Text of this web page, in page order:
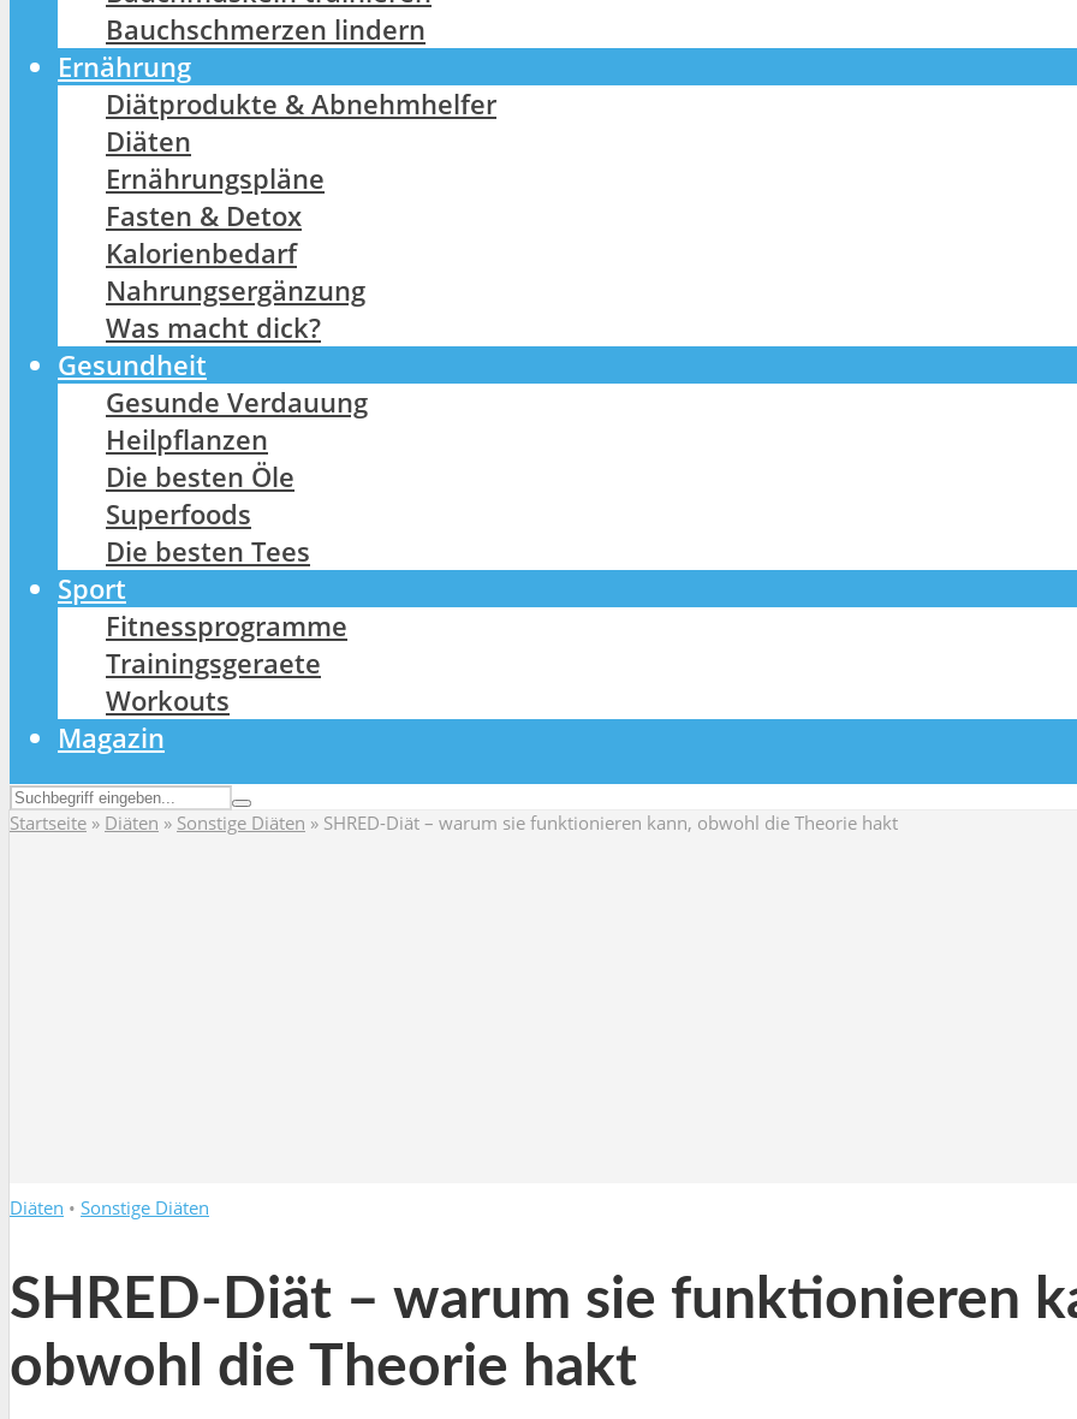
Bauchschmerzen lindern
Ernährung
Diätprodukte & Abnehmhelfer
Diäten
Ernährungspläne
Fasten & Detox
Kalorienbedarf
Nahrungsergänzung
Was macht dick?
Gesundheit
Gesunde Verdauung
Heilpflanzen
Die besten Öle
Superfoods
Die besten Tees
Sport
Fitnessprogramme
Trainingsgeraete
Workouts
Magazin
Startseite » Diäten » Sonstige Diäten » SHRED-Diät – warum sie funktionieren kann, obwohl die Theorie hakt
Diäten • Sonstige Diäten
SHRED-Diät – warum sie funktionieren
obwohl die Theorie hakt